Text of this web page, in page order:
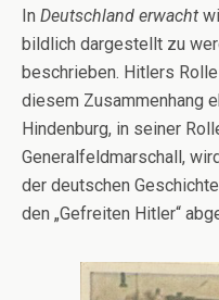
In Deutschland erwacht
bildlich dargestellt zu
beschrieben. Hitlers
diesem Zusammenhang
Hindenburg, in seiner
Generalfeldmarschall,
der deutschen
den „Gefreiten Hitler“